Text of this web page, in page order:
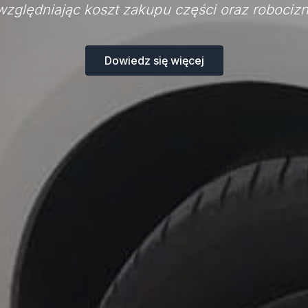
koszt zakupu części oraz
Dowiedz się więcej